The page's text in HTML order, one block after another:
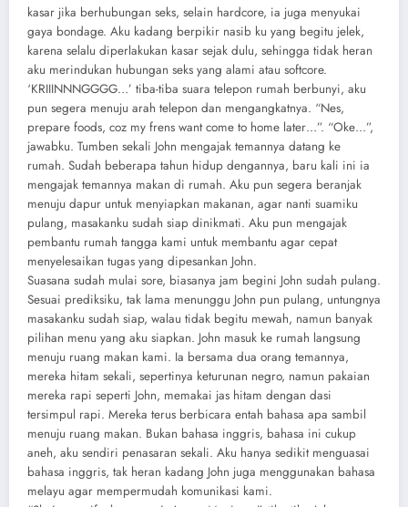
kasar jika berhubungan seks, selain hardcore, ia juga menyukai
gaya bondage. Aku kadang berpikir nasib ku yang begitu jelek,
karena selalu diperlakukan kasar sejak dulu, sehingga tidak heran
aku merindukan hubungan seks yang alami atau softcore.
‘KRIIINNNGGGG…’ tiba-tiba suara telepon rumah berbunyi, aku
pun segera menuju arah telepon dan mengangkatnya. “Nes,
prepare foods, coz my frens want come to home later…”. “Oke…”,
jawabku. Tumben sekali John mengajak temannya datang ke
rumah. Sudah beberapa tahun hidup dengannya, baru kali ini ia
mengajak temannya makan di rumah. Aku pun segera beranjak
menuju dapur untuk menyiapkan makanan, agar nanti suamiku
pulang, masakanku sudah siap dinikmati. Aku pun mengajak
pembantu rumah tangga kami untuk membantu agar cepat
menyelesaikan tugas yang dipesankan John.
Suasana sudah mulai sore, biasanya jam begini John sudah pulang.
Sesuai prediksiku, tak lama menunggu John pun pulang, untungnya
masakanku sudah siap, walau tidak begitu mewah, namun banyak
pilihan menu yang aku siapkan. John masuk ke rumah langsung
menuju ruang makan kami. Ia bersama dua orang temannya,
mereka hitam sekali, sepertinya keturunan negro, namun pakaian
mereka rapi seperti John, memakai jas hitam dengan dasi
tersimpul rapi. Mereka terus berbicara entah bahasa apa sambil
menuju ruang makan. Bukan bahasa inggris, bahasa ini cukup
aneh, aku sendiri penasaran sekali. Aku hanya sedikit menguasai
bahasa inggris, tak heran kadang John juga menggunakan bahasa
melayu agar mempermudah komunikasi kami.